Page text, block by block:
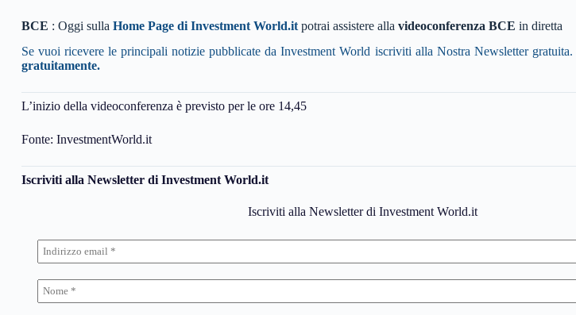
BCE : Oggi sulla Home Page di Investment World.it potrai assistere alla videoconferenza BCE in diretta
Se vuoi ricevere le principali notizie pubblicate da Investment World iscriviti alla Nostra Newsletter gratuita.
gratuitamente.
L’inizio della videoconferenza è previsto per le ore 14,45
Fonte: InvestmentWorld.it
Iscriviti alla Newsletter di Investment World.it
Iscriviti alla Newsletter di Investment World.it